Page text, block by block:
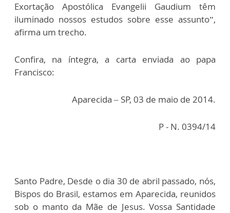
Exortação Apostólica Evangelii Gaudium têm
iluminado nossos estudos sobre esse assunto”,
afirma um trecho.
Confira, na íntegra, a carta enviada ao papa
Francisco:
Aparecida – SP, 03 de maio de 2014.
P - N. 0394/14
Santo Padre, Desde o dia 30 de abril passado, nós,
Bispos do Brasil, estamos em Aparecida, reunidos
sob o manto da Mãe de Jesus. Vossa Santidade